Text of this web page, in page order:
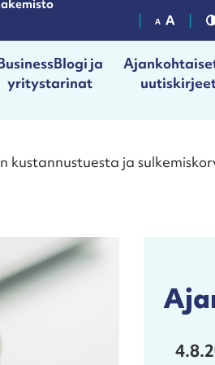
ja
yritystarinat
kustannustuesta ja